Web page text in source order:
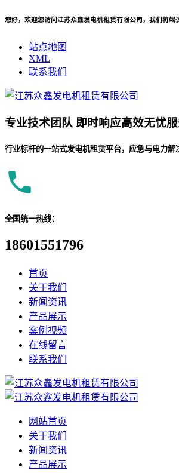
您好，欢迎您访问江苏众鑫发电机租赁有限公司，我们将竭
站点地图
XML
联系我们
专业技术团队 即时响应高效无忧
行业标杆的一站式发电机租赁平台，应急与电力解
全国统一热线：
18601551796
首页
关于我们
新闻资讯
产品展示
案例视频
在线留言
联系我们
网站首页
关于我们
新闻资讯
产品展示